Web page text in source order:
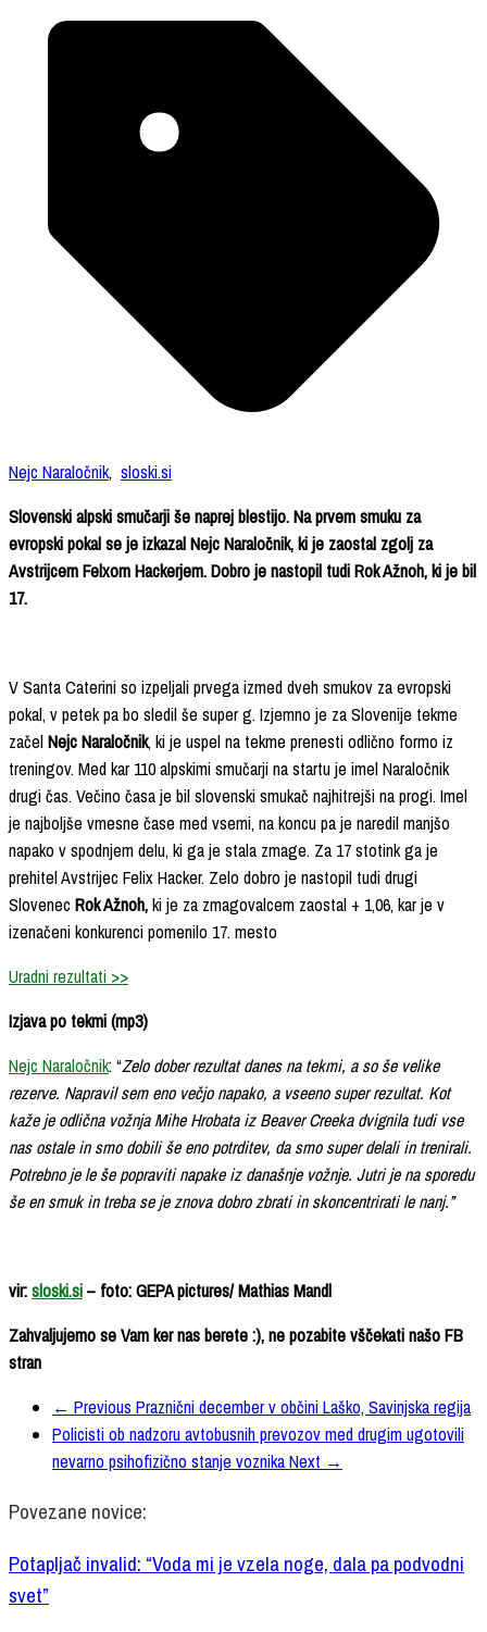
Nejc Naraločnik, sloski.si
Slovenski alpski smučarji še naprej blestijo. Na prvem smuku za
evropski pokal se je izkazal Nejc Naraločnik, ki je zaostal zgolj za
Avstrijcem Felxom Hackerjem. Dobro je nastopil tudi Rok Ažnoh, ki je bil
17.
V Santa Caterini so izpeljali prvega izmed dveh smukov za evropski
pokal, v petek pa bo sledil še super g. Izjemno je za Slovenije tekme
začelNejc Naraločnik, ki je uspel na tekme prenesti odlično formo iz
treningov. Med kar 110 alpskimi smučarji na startu je imel Naraločnik
drugi čas. Večino časa je bil slovenski smukač najhitrejši na progi. Imel
je najboljše vmesne čase med vsemi, na koncu pa je naredil manjšo
napako v spodnjem delu, ki ga je stala zmage. Za 17 stotink ga je
prehitel Avstrijec Felix Hacker. Zelo dobro je nastopil tudi drugi
Slovenec Rok Ažnoh,ki je za zmagovalcem zaostal + 1,06, kar je v
izenačeni konkurenci pomenilo 17. mesto
Uradni rezultati >>
Izjava po tekmi (mp3)
Nejc Naraločnik: “Zelo dober rezultat danes na tekmi, a so še velike
rezerve. Napravil sem eno večjo napako, a vseeno super rezultat. Kot
kaže je odlična vožnja Mihe Hrobata iz Beaver Creeka dvignila tudi vse
nas ostale in smo dobili še eno potrditev, da smo super delali in trenirali.
Potrebno je le še popraviti napake iz današnje vožnje. Jutri je na sporedu
še en smuk in treba se je znova dobro zbrati in skoncentrirati le nanj.”
vir:sloski.si– foto: GEPA pictures/ Mathias Mandl
Zahvaljujemo se Vam ker nas berete :), ne pozabite vščekati našo FB
stran
← Previous Praznični december v občini Laško, Savinjska regija
Policisti ob nadzoru avtobusnih prevozov med drugim ugotovili
nevarno psihofizično stanje voznikaNext →
Povezane novice:
Potapljač invalid: “Voda mi je vzela noge, dala pa podvodni
svet”